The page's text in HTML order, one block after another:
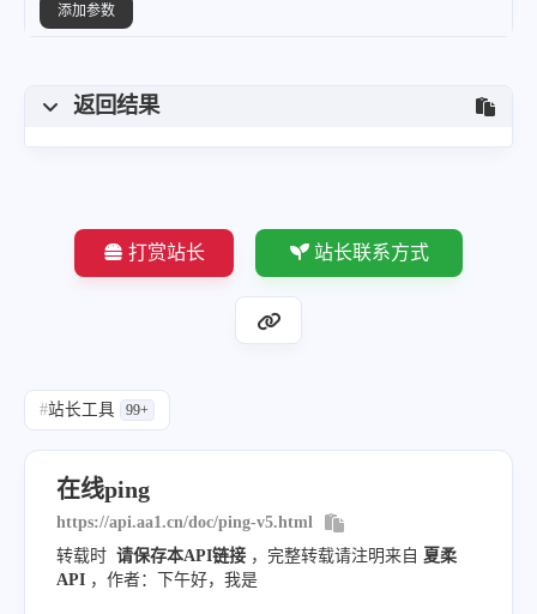
添加参数
返回结果
打赏站长 站长联系方式
#站长工具 99+
在线ping
https://api.aa1.cn/doc/ping-v5.html
转载时 请保存本API链接 ，完整转载请注明来自 夏柔
API ，作者：下午好，我是